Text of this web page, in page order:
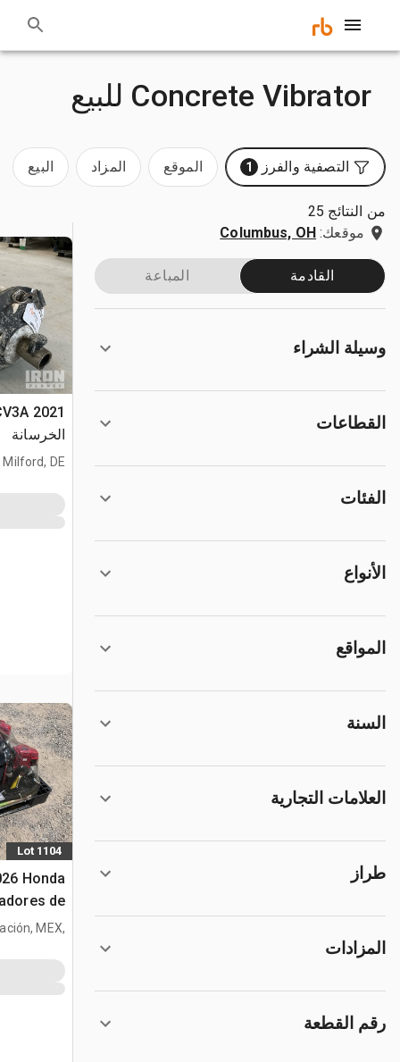
Concrete Vibrator للبيع
التصفية والفرز 1 الموقع المزاد البيع
من النتائج 25
موقعك: Columbus, OH
القادمة المباعة
وسيلة الشراء
القطاعات
الفئات
الأنواع
المواقع
السنة
العلامات التجارية
طراز
المزادات
رقم القطعة
الخرسانة
Milford, DE
Lot 1104
Honda
de
MEX,